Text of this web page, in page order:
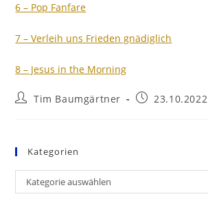
6 – Pop Fanfare​
7 – Verleih uns Frieden gnädiglich​
8 – Jesus in the Morning​
Beitrags-
Tim Baumgärtner
Beitrag23.10.2022
Kategorien
Kategorien
Kategorie auswählen